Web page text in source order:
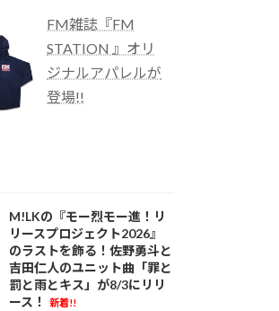
FM雑誌『FM
STATION 』オリ
ジナルアパレルが
登場!!
M!LKの『モー烈モー進！リ
リースプロジェクト2026』
のラストを飾る！佐野勇斗と
吉田仁人のユニット曲「罪と
罰と雨とキス」が8/3にリリ
ース！
新着!!